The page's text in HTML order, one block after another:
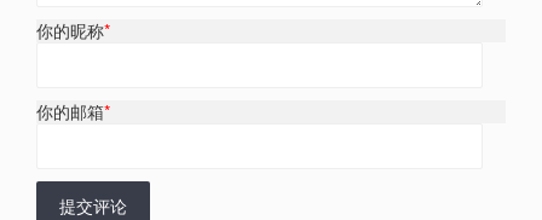
你的昵称*
你的邮箱*
提交评论